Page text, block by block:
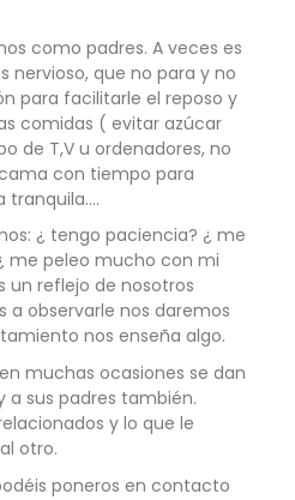
como padres. A veces es
nervioso, que no para y no
para facilitarle el reposo y
comidas ( evitar azúcar
de T,V u ordenadores, no
con tiempo para
tranquila….
¿ tengo paciencia? ¿ me
me peleo mucho con mi
un reflejo de nosotros
a observarle nos daremos
nos enseña algo.
muchas ocasiones se dan
sus padres también.
y lo que le
otro.
poneros en contacto